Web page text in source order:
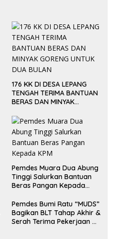
176 KK DI DESA LEPANG
TENGAH TERIMA BANTUAN
BERAS DAN MINYAK
BULAN
Pemdes Muara Dua Abung
Tinggi Salurkan Bantuan
Beras Pangan Kepada
Pemdes Bumi Ratu “MUDS”
Bagikan BLT Tahap Akhir &
Serah Terima Pekerjaan Di